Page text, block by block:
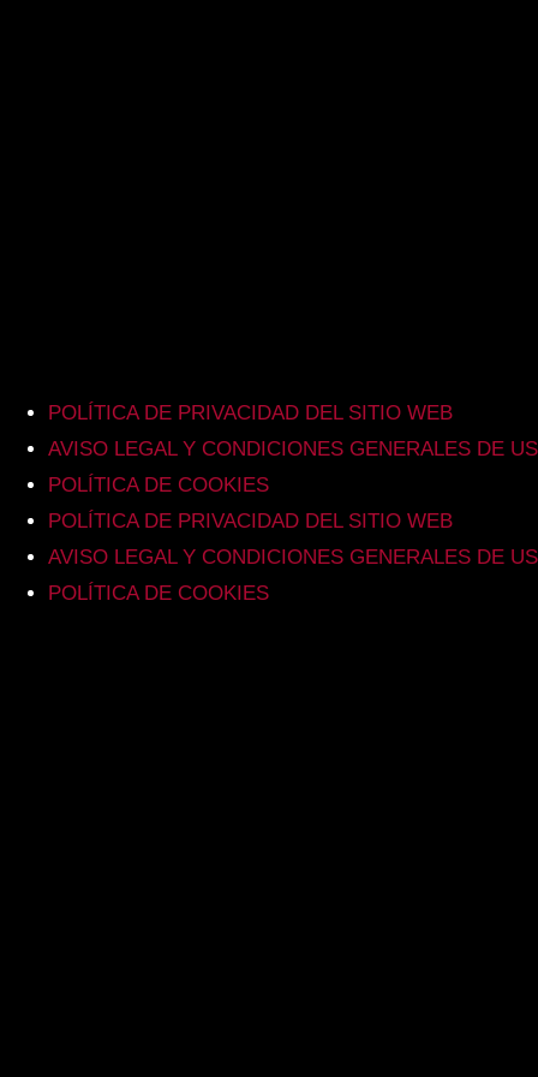
POLÍTICA DE PRIVACIDAD DEL SITIO WEB
AVISO LEGAL Y CONDICIONES GENERALES DE
POLÍTICA DE COOKIES
POLÍTICA DE PRIVACIDAD DEL SITIO WEB
AVISO LEGAL Y CONDICIONES GENERALES DE
POLÍTICA DE COOKIES